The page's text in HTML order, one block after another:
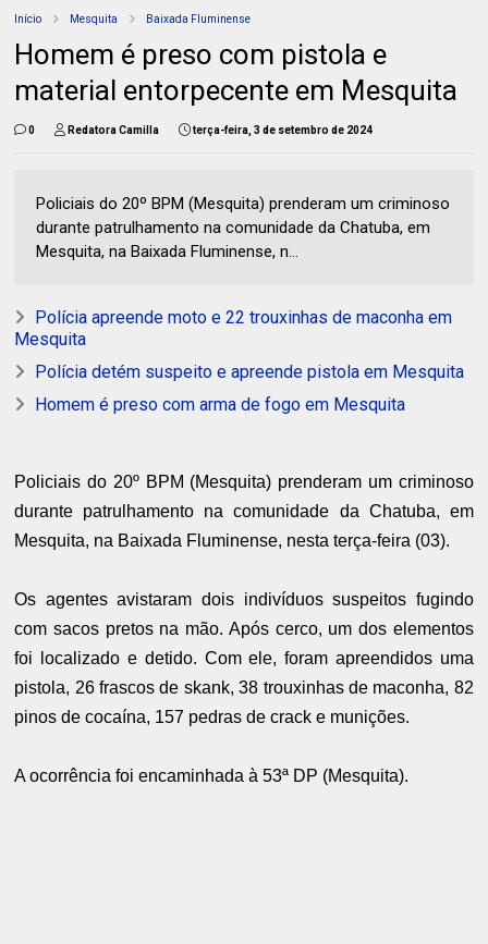
Início Mesquita Baixada Fluminense
Homem é preso com pistola e
material entorpecente em Mesquita
0 Redatora Camilla terça-feira, 3 de setembro de 2024
Policiais do 20º BPM (Mesquita) prenderam um criminoso
durante patrulhamento na comunidade da Chatuba, em
Mesquita, na Baixada Fluminense, n...
Polícia apreende moto e 22 trouxinhas de maconha em
Mesquita
Polícia detém suspeito e apreende pistola em Mesquita
Homem é preso com arma de fogo em Mesquita
Policiais do 20º BPM (Mesquita) prenderam um criminoso
durante patrulhamento na comunidade da Chatuba, em
Mesquita, na Baixada Fluminense, nesta terça-feira (03).
Os agentes avistaram dois indivíduos suspeitos fugindo
com sacos pretos na mão. Após cerco, um dos elementos
foi localizado e detido. Com ele, foram apreendidos uma
pistola, 26 frascos de skank, 38 trouxinhas de maconha, 82
pinos de cocaína, 157 pedras de crack e munições.
A ocorrência foi encaminhada à 53ª DP (Mesquita).